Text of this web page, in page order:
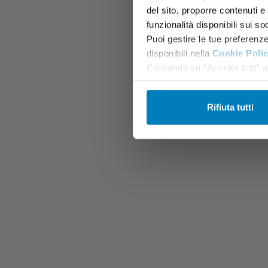
del sito, proporre contenuti
funzionalità disponibili sui
Puoi gestire le tue
disponibili nella Cookie
Cliccando su “Accetta tutti”
Rifiuta tutti